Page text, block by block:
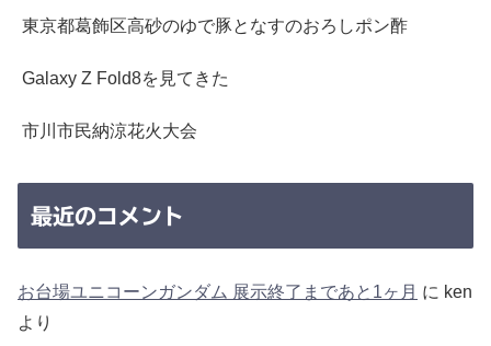
東京都葛飾区高砂のゆで豚となすのおろしポン酢
Galaxy Z Fold8を見てきた
市川市民納涼花火大会
最近のコメント
お台場ユニコーンガンダム 展示終了まであと1ヶ月 に ken
より